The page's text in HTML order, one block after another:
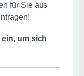
für Sie aus
ein, um sich